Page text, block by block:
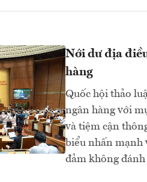
Nới dư địa
hàng
Quốc hội thảo
ngân hàng với
và tiệm cận
biểu nhấn mạnh
đảm không